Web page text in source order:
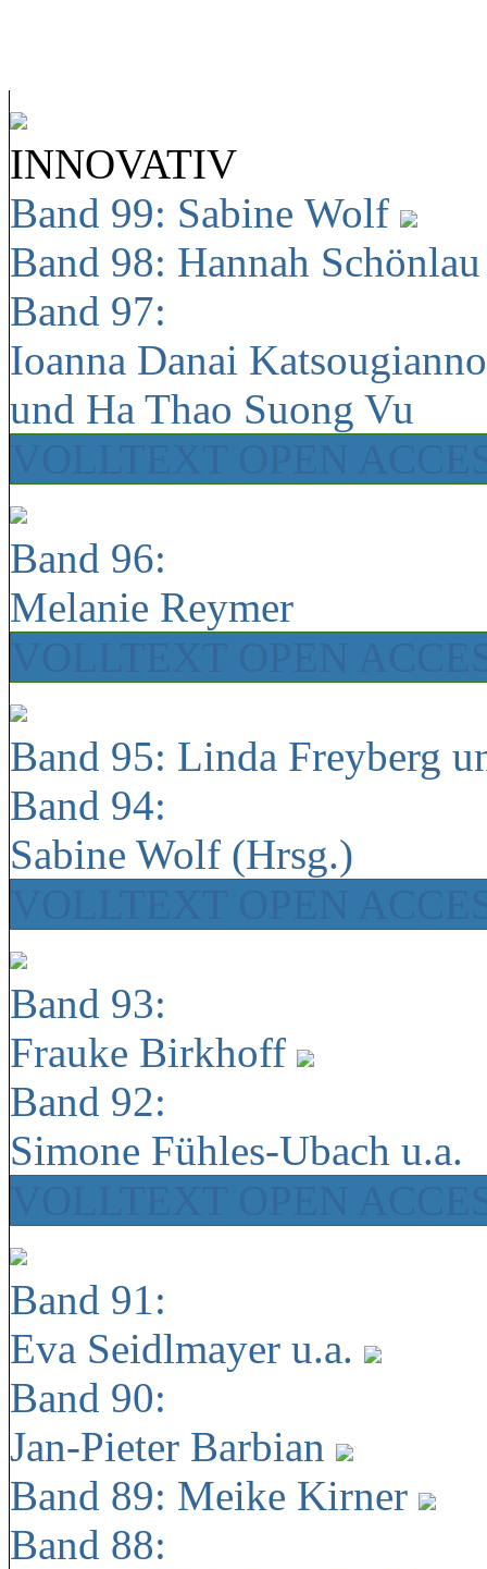
INNOVATIV
Band 99: Sabine Wolf
Band 98: Hannah
Band 97:
Ioanna Danai
und Ha Thao Suong Vu
Band 96:
Melanie Reymer
Band 95: Linda Freyberg
Band 94:
Sabine Wolf (Hrsg.)
Band 93:
Frauke Birkhoff
Band 92:
Simone Fühles-Ubach u.a.
Band 91:
Eva Seidlmayer u.a.
Band 90:
Jan-Pieter Barbian
Band 89: Meike Kirner
Band 88: